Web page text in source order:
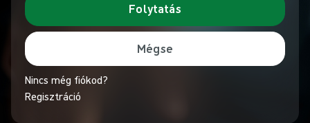
Folytatás
Mégse
Nincs még fiókod?
Regisztráció